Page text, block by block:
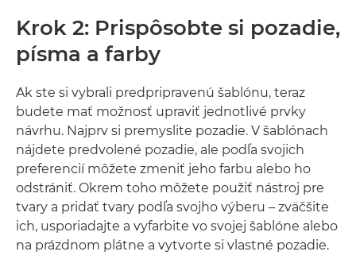
Krok 2: Prispôsobte si pozadie,
písma a farby
Ak ste si vybrali predpripravenú šablónu, teraz
budete mať možnosť upraviť jednotlivé prvky
návrhu. Najprv si premyslite pozadie. V šablónach
nájdete predvolené pozadie, ale podľa svojich
preferencií môžete zmeniť jeho farbu alebo ho
odstrániť. Okrem toho môžete použiť nástroj pre
tvary a pridať tvary podľa svojho výberu – zväčšite
ich, usporiadajte a vyfarbite vo svojej šablóne alebo
na prázdnom plátne a vytvorte si vlastné pozadie.